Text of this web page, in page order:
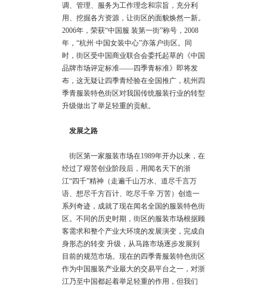
调、管理、服务为工作理念和宗旨，充分利
用、挖掘各方资源，让街区的面貌焕然一新。
2006年，荣获“中国服 装第一街”称号，2008
年，“杭州·中国女装中心”亦落户街区。同
时，街区受中国商业联合会委托起草的《中国
品牌市场评定标准——四季青标准》即将发
布，这无疑让四季青经验在全国推广，杭州四
季青服装特色街区对我国传统服装行业的转型
升级做出了举足轻重的贡献。
发展之路
街区第一家服装市场在1989年开办以来，在
经过了艰苦创业阶段后，用闻名天下的浙
江“四千”精神（走遍千山万水、道尽千言万
语、想尽千方百计、吃尽千辛 万苦）创造一
系列奇迹，成就了现在闻名全国的服装特色街
区。不同的历史时期，街区的服装市场根据顾
客需求和整个产业大环境的发展演变，完成自
身形态的转变 升级，从马路市场逐步发展到
目前的规范市场。现在的四季青服装特色街区
作为中国服装产业最大的交易平台之一，对浙
江乃至中国都起着举足轻重的作用，但我们